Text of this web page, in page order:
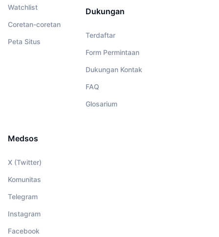
Watchlist
Coretan-coretan
Peta Situs
Dukungan
Terdaftar
Form Permintaan
Dukungan Kontak
FAQ
Glosarium
Medsos
X (Twitter)
Komunitas
Telegram
Instagram
Facebook